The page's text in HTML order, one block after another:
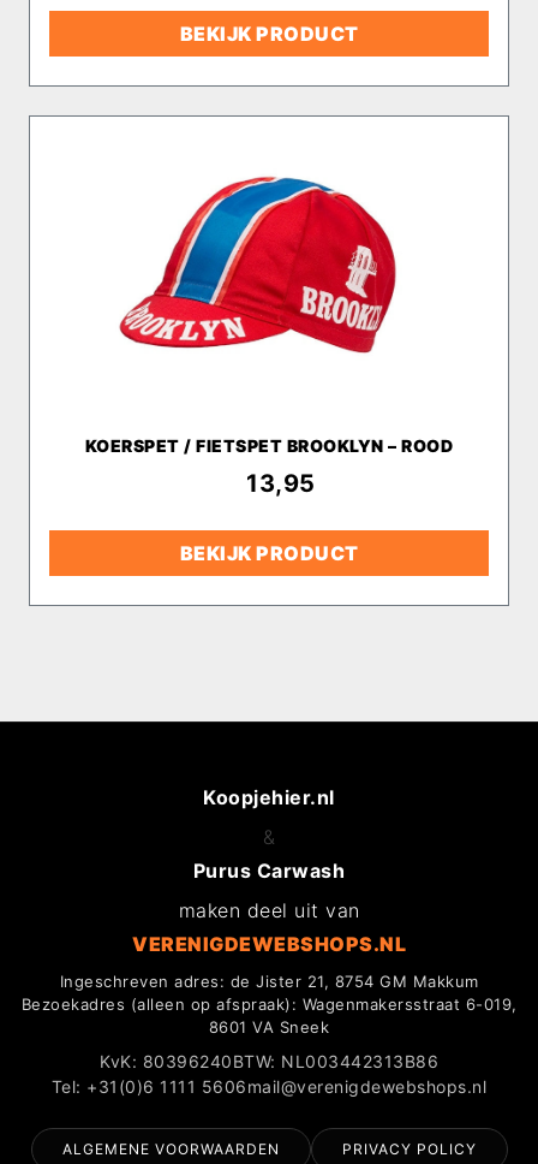
BEKIJK PRODUCT
KOERSPET / FIETSPET BROOKLYN – ROOD
13,95
BEKIJK PRODUCT
Koopjehier.nl
&
Purus Carwash
maken deel uit van
VERENIGDEWEBSHOPS.NL
Ingeschreven adres: de Jister 21, 8754 GM Makkum
Bezoekadres (alleen op afspraak): Wagenmakersstraat 6-019,
8601 VA Sneek
KvK: 80396240BTW: NL003442313B86
Tel: +31(0)6 1111 5606mail@verenigdewebshops.nl
ALGEMENE VOORWAARDEN PRIVACY POLICY